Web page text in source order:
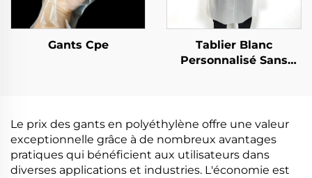
Gants Cpe
Tablier Blanc
Personnalisé Sans
Le prix des gants en polyéthylène offre une valeur
exceptionnelle grâce à de nombreux avantages
pratiques qui bénéficient aux utilisateurs dans
diverses applications et industries. L'économie est